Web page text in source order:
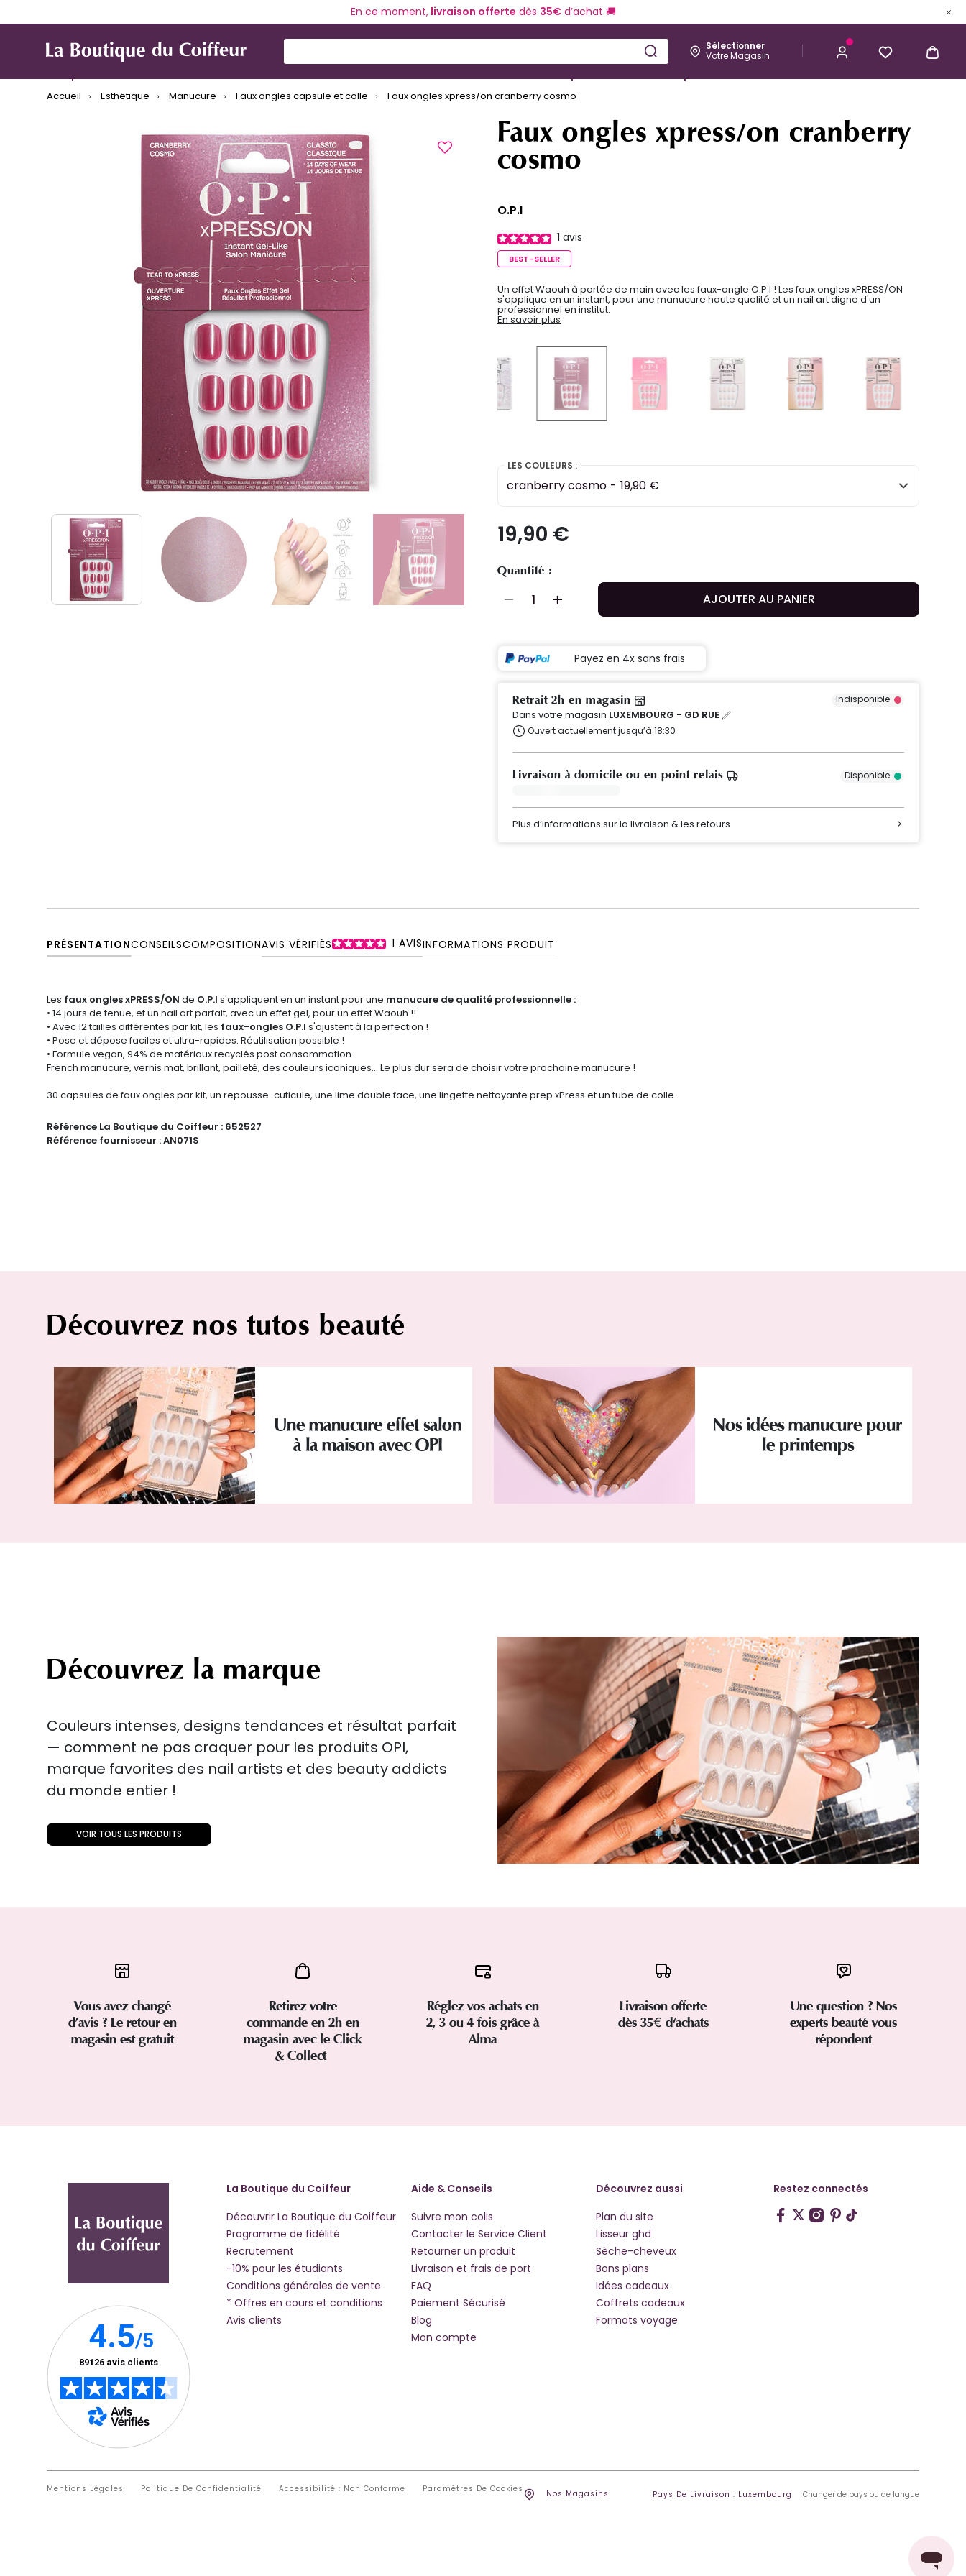
En ce moment,livraison offerte dès 35€d’achat 🚚
Sélectionner
Votre Magasin
Marques Produit de coiffure Matériel de coiffure Coloration et technique Esthétique Homme Kérastase
Accueil Esthétique Manucure Faux ongles capsule et colle Faux ongles xpress/on cranberry cosmo
Faux ongles xpress/on cranberry
cosmo
O.P.I
1 avis
BEST-SELLER
Un effet Waouh à portée de main avec les faux-ongle O.P.I ! Les faux ongles xPRESS/ON
s'applique en un instant, pour une manucure haute qualité et un nail art digne d'un
professionnel en institut.
En savoir plus
selected
LES COULEURS :
cranberry cosmo - 19,90 €
19,90 €
Quantité :
AJOUTER AU PANIER
Payez en 4x sans frais
Retrait 2h en magasin Indisponible
Dans votre magasin LUXEMBOURG - GD RUE
Ouvert actuellement jusqu’à 18:30
Livraison à domicile ou en point relais Disponible
Plus d’informations sur la livraison & les retours
PRÉSENTATIONCONSEILSCOMPOSITIONAVIS VÉRIFIÉS 1 AVISINFORMATIONS PRODUIT
Les faux ongles xPRESS/ON de O.P.I s'appliquent en un instant pour une manucure de qualité professionnelle :
• 14 jours de tenue, et un nail art parfait, avec un effet gel, pour un effet Waouh !!
• Avec 12 tailles différentes par kit, les faux-ongles O.P.I s'ajustent à la perfection !
• Pose et dépose faciles et ultra-rapides. Réutilisation possible !
• Formule vegan, 94% de matériaux recyclés post consommation.
French manucure, vernis mat, brillant, pailleté, des couleurs iconiques... Le plus dur sera de choisir votre prochaine manucure !
30 capsules de faux ongles par kit, un repousse-cuticule, une lime double face, une lingette nettoyante prep xPress et un tube de colle.
Référence La Boutique du Coiffeur : 652527
Référence fournisseur :AN071S
Découvrez nos tutos beauté
Une manucure effet salon
à la maison avec OPI
Nos idées manucure pour
le printemps
Découvrez la marque
Couleurs intenses, designs tendances et résultat parfait
— comment ne pas craquer pour les produits OPI,
marque favorites des nail artists et des beauty addicts
du monde entier !
VOIR TOUS LES PRODUITS
Vous avez changé
d’avis ? Le retour en
magasin est gratuit
Retirez votre
commande en 2h en
magasin avec le Click
& Collect
Réglez vos achats en
2, 3 ou 4 fois grâce à
Alma
Livraison offerte
dès 35€ d'achats
Une question ? Nos
experts beauté vous
répondent
La Boutique du Coiffeur
Découvrir La Boutique du Coiffeur
Programme de fidélité
Recrutement
-10% pour les étudiants
Conditions générales de vente
* Offres en cours et conditions
Avis clients
Aide & Conseils
Suivre mon colis
Contacter le Service Client
Retourner un produit
Livraison et frais de port
FAQ
Paiement Sécurisé
Blog
Mon compte
Découvrez aussi
Plan du site
Lisseur ghd
Sèche-cheveux
Bons plans
Idées cadeaux
Coffrets cadeaux
Formats voyage
Restez connectés
Mentions Légales Politique De Confidentialité Accessibilité : Non Conforme Paramètres De Cookies
Nos Magasins Pays De Livraison : Luxembourg Changer de pays ou de langue